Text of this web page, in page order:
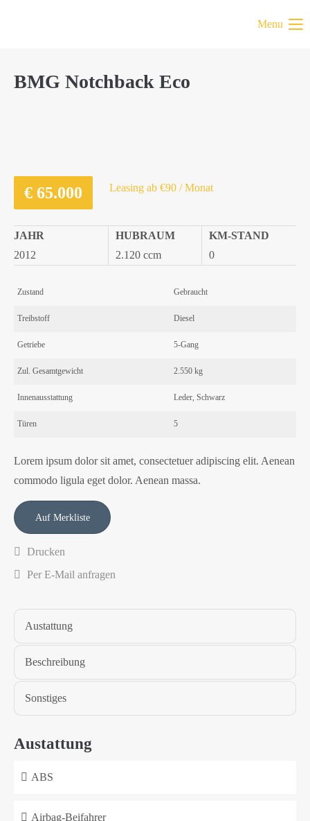
Menu
BMG Notchback Eco
€ 65.000 Leasing ab €90 / Monat
JAHR
2012
HUBRAUM
2.120 ccm
KM-STAND
0
Zustand Gebraucht
Treibstoff Diesel
Getriebe 5-Gang
Zul. Gesamtgewicht 2.550 kg
Innenausstattung Leder, Schwarz
Türen 5
Lorem ipsum dolor sit amet, consectetuer adipiscing elit. Aenean
commodo ligula eget dolor. Aenean massa.
Drucken
Per E-Mail anfragen
Austattung
Beschreibung
Sonstiges
Austattung
ABS
Airbag-Beifahrer